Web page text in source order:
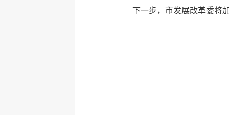
下一步，市发展改革委将